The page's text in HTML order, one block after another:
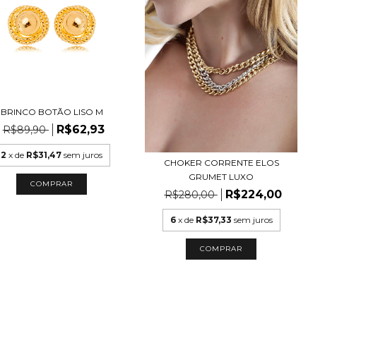
BRINCO BOTÃO LISO M
R$89,90 R$62,93
2 x de R$31,47 sem juros
COMPRAR
CHOKER CORRENTE ELOS
GRUMET LUXO
R$280,00 R$224,00
6 x de R$37,33 sem juros
COMPRAR